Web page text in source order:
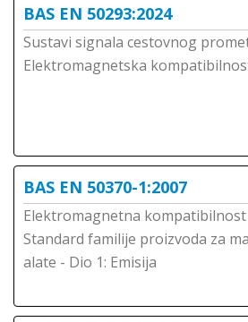
BAS EN 50293:2024
Sustavi signala cestovnog
Elektromagnetska
BAS EN 50370-1:2007
Elektromagnetna kompatibilnost
Standard familije proizvoda za
alate - Dio 1: Emisija